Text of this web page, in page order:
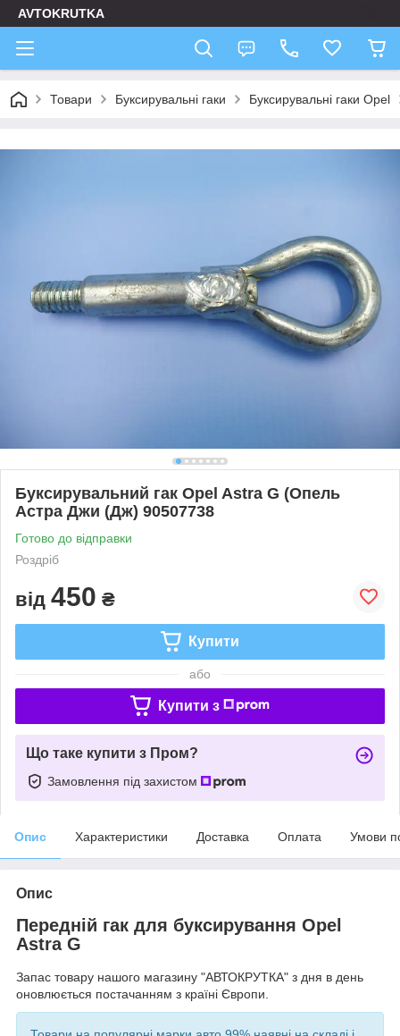
AVTOKRUTKA
Товари Буксирувальні гаки Буксирувальні гаки Opel
Буксирувальний гак Opel Astra G (Опель
Астра Джи (Дж) 90507738
Готово до відправки
Роздріб
від 450 ₴
Купити
або
Купити з
Що таке купити з Пром?
Замовлення під захистом
Опис Характеристики Доставка Оплата Умови
Опис
Передній гак для буксирування Opel
Astra G
Запас товару нашого магазину "АВТОКРУТКА" з дня в день
оновлюється постачанням з країні Європи.